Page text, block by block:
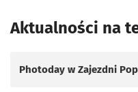
Aktualności na
Photoday w Zajezdni